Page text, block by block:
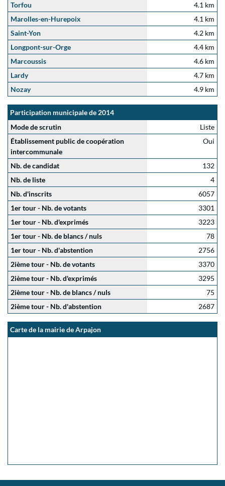
Torfou
4.1 km
Marolles-en-Hurepoix
4.1 km
Saint-Yon
4.2 km
Longpont-sur-Orge
4.4 km
Marcoussis
4.6 km
Lardy
4.7 km
Nozay
4.9 km
Participation municipale de 2014
Mode de scrutin
Liste
Établissement public de coopération
intercommunale
Oui
Nb. de candidat
132
Nb. de liste
4
Nb. d'inscrits
6057
1er tour - Nb. de votants
3301
1er tour - Nb. d'exprimés
3223
1er tour - Nb. de blancs / nuls
78
1er tour - Nb. d'abstention
2756
2ième tour - Nb. de votants
3370
2ième tour - Nb. d'exprimés
3295
2ième tour - Nb. de blancs / nuls
75
2ième tour - Nb. d'abstention
2687
Carte de la mairie de Arpajon